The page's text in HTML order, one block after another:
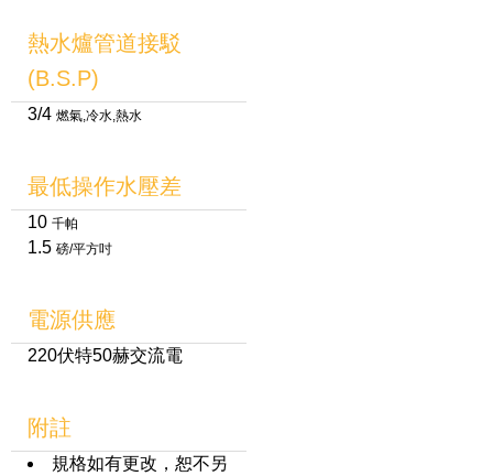
熱水爐管道接駁
(B.S.P)
3/4 燃氣,冷水,熱水
最低操作水壓差
10 千帕
1.5 磅/平方吋
電源供應
220伏特50赫交流電
附註
規格如有更改，恕不另